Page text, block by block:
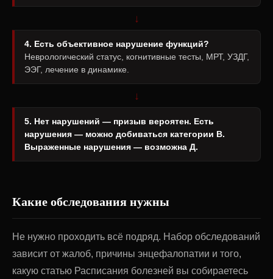
↓
4. Есть объективное нарушение функций?
Неврологический статус, когнитивные тесты, МРТ, УЗДГ,
ЭЭГ, лечение в динамике.
↓
5. Нет нарушений — призыв вероятен. Есть
нарушения — можно добиваться категории В.
Выраженные нарушения — возможна Д.
Какие обследования нужны
Не нужно проходить всё подряд. Набор обследований
зависит от жалоб, причины энцефалопатии и того,
какую статью Расписания болезней вы собираетесь